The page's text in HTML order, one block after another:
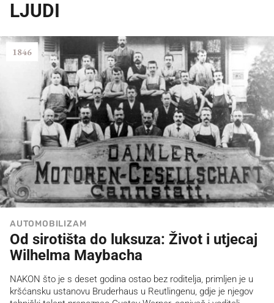
LJUDI
AUTOMOBILIZAM
Od sirotišta do luksuza: Život i utjecaj
Wilhelma Maybacha
1846
NAKON što je s deset godina ostao bez roditelja, primljen je u
kršćansku ustanovu Bruderhaus u Reutlingenu, gdje je njegov